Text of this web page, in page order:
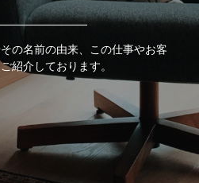
の名前の由来、この仕事やお客
紹介しております。